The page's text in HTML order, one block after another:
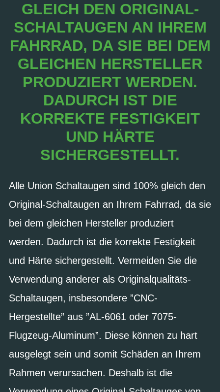
GLEICH DEN ORIGINAL-
SCHALTAUGEN AN IHREM
FAHRRAD, DA SIE BEI DEM
GLEICHEN HERSTELLER
PRODUZIERT WERDEN.
DADURCH IST DIE
KORREKTE FESTIGKEIT
UND HÄRTE
SICHERGESTELLT.
Alle Union Schaltaugen sind 100% gleich den
Original-Schaltaugen an Ihrem Fahrrad, da sie
bei dem gleichen Hersteller produziert
werden. Dadurch ist die korrekte Festigkeit
und Härte sichergestellt. Vermeiden Sie die
Verwendung anderer als Originalqualitäts-
Schaltaugen, insbesondere ”CNC-
Hergestellte” aus ”AL-6061 oder 7075-
Flugzeug-Aluminum”. Diese können zu hart
ausgelegt sein und somit Schäden an Ihrem
Rahmen verursachen. Deshalb ist die